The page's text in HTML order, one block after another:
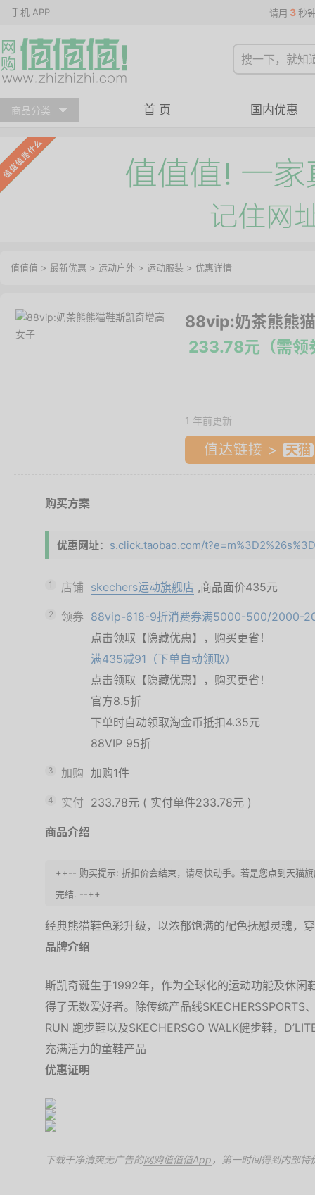
手机 APP 请用 3 秒
商品分类 首 页 国内优惠
值值值 > 最新优惠 > 运动户外 > 运动服装 > 优惠详情
88vip:奶茶熊熊
233.78元（需领
1 年前更新
值达链接 >
购买方案
优惠网址： s.click.taobao.com/
1 店铺 skechers运动旗舰店 ,商品面价435元
2 领券 88vip-618-9折消费券满5000-500/2000-
点击领取【隐藏优惠】，购买更省！
满435减91（下单自动领取）
点击领取【隐藏优惠】，购买更省！
官方8.5折
下单时自动领取淘金币抵扣4.35元
88VIP 95折
3 加购 加购1件
4 实付 233.78元 ( 实付单件233.78元 )
商品介绍
++-- 购买提示: 折扣价会结束，请尽快动手。若是您点到天猫
完结. --++
经典熊猫鞋色彩升级，以浓郁饱满的配色抚慰灵魂，
品牌介绍
斯凯奇诞生于1992年，作为全球化的运动功能及休闲
得了无数爱好者。除传统产品线SKECHERSSPORTS
RUN 跑步鞋以及SKECHERSGO WALK健步鞋，
充满活力的童鞋产品
优惠证明
下载干净清爽无广告的网购值值值App ，第一时间得到内部特